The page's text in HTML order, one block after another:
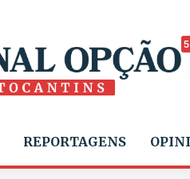
REPORTAGENS